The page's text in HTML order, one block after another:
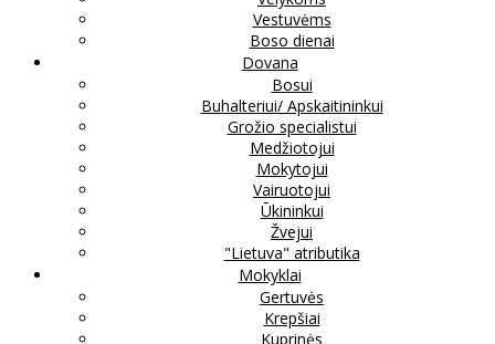
Vestuvėms
Boso dienai
Dovana
Bosui
Buhalteriui/ Apskaitininkui
Grožio specialistui
Medžiotojui
Mokytojui
Vairuotojui
Ūkininkui
Žvejui
"Lietuva" atributika
Mokyklai
Gertuvės
Krepšiai
Kuprinės